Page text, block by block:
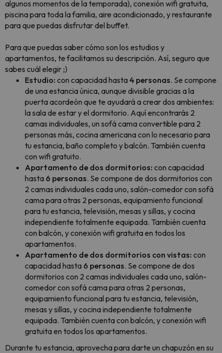
algunos momentos de la temporada), conexión wifi gratuita,
piscina para toda la familia, aire acondicionado, y restaurante
para que puedas disfrutar del buffet.
Para que puedas saber cómo son los estudios y
apartamentos, te facilitamos su descripción. Así, seguro que
sabes cuál elegir ;)
Estudio: con capacidad hasta4 personas. Se compone
de una estancia única, aunque divisible gracias a la
puerta acordeón que te ayudará a crear dos ambientes:
la sala de estar y el dormitorio. Aquí encontrarás 2
camas individuales, un sofá cama convertible para 2
personas más, cocina americana con lo necesario para
tu estancia, baño completo y balcón. También cuenta
con wifi gratuito.
Apartamento de dos dormitorios: con capacidad
hasta 6 personas. Se compone de dos dormitorios con
2 camas individuales cada uno, salón-comedor con sofá
cama para otras 2 personas, equipamiento funcional
para tu estancia, televisión, mesas y sillas, y cocina
independiente totalmente equipada. También cuenta
con balcón, y conexión wifi gratuita en todos los
apartamentos.
Apartamento de dos dormitorios con vistas: con
capacidad hasta 6 personas. Se compone de dos
dormitorios con 2 camas individuales cada uno, salón-
comedor con sofá cama para otras 2 personas,
equipamiento funcional para tu estancia, televisión,
mesas y sillas, y cocina independiente totalmente
equipada. También cuenta con balcón, y conexión wifi
gratuita en todos los apartamentos.
Durante tu estancia, aprovecha para darte un chapuzón en su